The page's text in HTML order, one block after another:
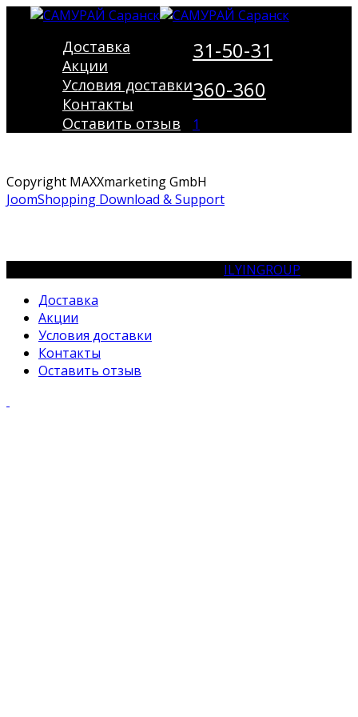
Доставка
Акции
Условия доставки
Контакты
Оставить отзыв
31-50-31
360-360
1
Copyright MAXXmarketing GmbH
JoomShopping Download & Support
ILYINGROUP
Доставка
Акции
Условия доставки
Контакты
Оставить отзыв